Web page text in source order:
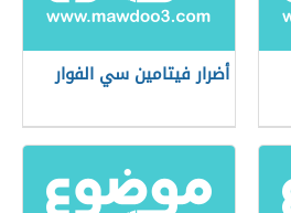
أضرار فيتامين سي الفوار